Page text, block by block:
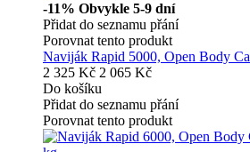
-11% Obvykle 5-9 dní
Přidat do seznamu přání
Porovnat tento produkt
Naviják Rapid 5000, Open Body
2 325 Kč 2 065 Kč
Do košíku
Přidat do seznamu přání
Porovnat tento produkt